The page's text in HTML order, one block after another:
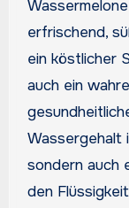
Wassermelone ist der Inbegriff von Sommer –
erfrischend,
ein köstlicher
auch ein
Wassergehalt
sondern auch
den